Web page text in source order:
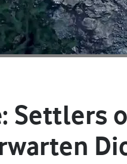
Settlers